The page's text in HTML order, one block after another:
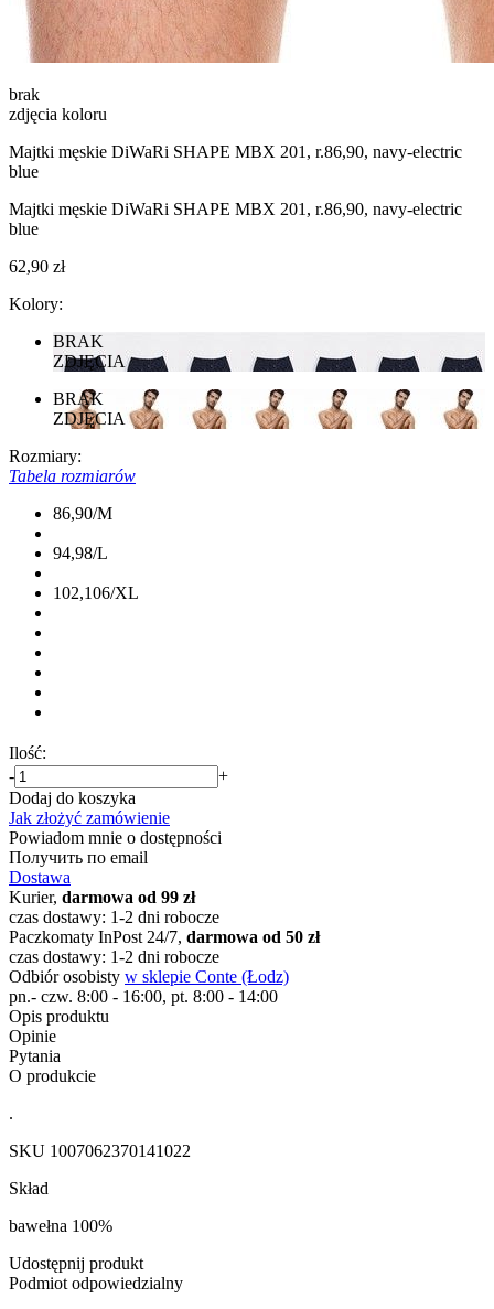
brak
zdjęcia koloru
Majtki męskie DiWaRi SHAPE MBX 201, r.86,90, navy-electric
blue
Majtki męskie DiWaRi SHAPE MBX 201, r.86,90, navy-electric
blue
62,90 zł
Kolory:
BRAK
ZDJĘCIA
BRAK
ZDJĘCIA
Rozmiary:
Tabela rozmiarów
86,90/M
94,98/L
102,106/XL
Ilość:
-
+
Dodaj do koszyka
Jak złożyć zamówienie
Powiadom mnie o dostępności
Получить по email
Dostawa
Kurier, darmowa od 99 zł
czas dostawy: 1-2 dni robocze
Paczkomaty InPost 24/7, darmowa od 50 zł
czas dostawy: 1-2 dni robocze
Odbiór osobisty w sklepie Conte (Łodz)
pn.- czw. 8:00 - 16:00, pt. 8:00 - 14:00
Opis produktu
Opinie
Pytania
O produkcie
.
SKU 1007062370141022
Skład
bawełna 100%
Udostępnij produkt
Podmiot odpowiedzialny